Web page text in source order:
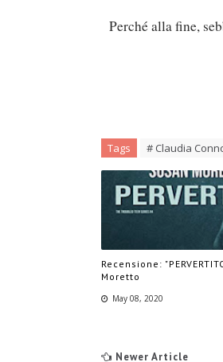
Perché alla fine,
Tags # Claudia
Recensione:
Moretto
May 08, 2020
Newer Article